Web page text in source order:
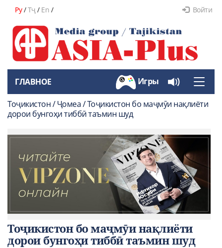
Ру/Тҷ/ En / Войти
Toggle
ГЛАВНОЕ Игры
Тоҷикистон / Ҷомеа / Тоҷикистон бо маҷмӯи нақлиёти
дорои бунгоҳи тиббӣ таъмин шуд
Тоҷикистон бо маҷмӯи нақлиёти
дорои бунгоҳи тиббӣ таъмин шуд